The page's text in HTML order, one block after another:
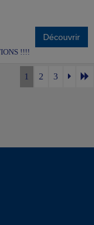
Découvrir
!!!!
1 2 3